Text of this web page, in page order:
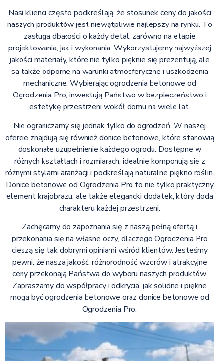
Nasi klienci często podkreślają, że stosunek ceny do jakości
naszych produktów jest niewątpliwie najlepszy na rynku. To
zasługa dbałości o każdy detal, zarówno na etapie
projektowania, jak i wykonania. Wykorzystujemy najwyższej
jakości materiały, które nie tylko pięknie się prezentują, ale
są także odporne na warunki atmosferyczne i uszkodzenia
mechaniczne. Wybierając ogrodzenia betonowe od
Ogrodzenia Pro, inwestują Państwo w bezpieczeństwo i
estetykę przestrzeni wokół domu na wiele lat.
Nie ograniczamy się jednak tylko do ogrodzeń. W naszej
ofercie znajdują się również donice betonowe, które stanowią
doskonałe uzupełnienie każdego ogrodu. Dostępne w
różnych kształtach i rozmiarach, idealnie komponują się z
różnymi stylami aranżacji i podkreślają naturalne piękno roślin.
Donice betonowe od Ogrodzenia Pro to nie tylko praktyczny
element krajobrazu, ale także elegancki dodatek, który doda
charakteru każdej przestrzeni.
Zachęcamy do zapoznania się z naszą pełną ofertą i
przekonania się na własne oczy, dlaczego Ogrodzenia Pro
cieszą się tak dobrymi opiniami wśród klientów. Jesteśmy
pewni, że nasza jakość, różnorodność wzorów i atrakcyjne
ceny przekonają Państwa do wyboru naszych produktów.
Zapraszamy do współpracy i odkrycia, jak solidne i piękne
mogą być ogrodzenia betonowe oraz donice betonowe od
Ogrodzenia Pro.